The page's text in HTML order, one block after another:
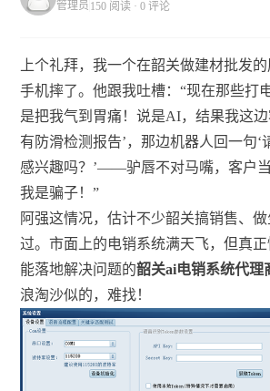
管理员 150 阅读 · 0 评论
上个礼拜，我一个在韶关做建材批发
手机摔了。他跟我吐槽：“现在那些打
是把我气到胃痛！说是AI，结果我这
有防滑检测报告’，那边机器人回一句‘
感兴趣吗？’——驴唇不对马嘴，客户
我是骗子！”
阿强这情况，估计不少韶关搞销售、
过。市面上的电销系统满天飞，但真正
能落地解决问题的韶关ai电销系统代理
浪淘沙似的，难找！